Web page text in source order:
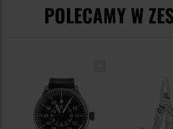
POLECAMY W